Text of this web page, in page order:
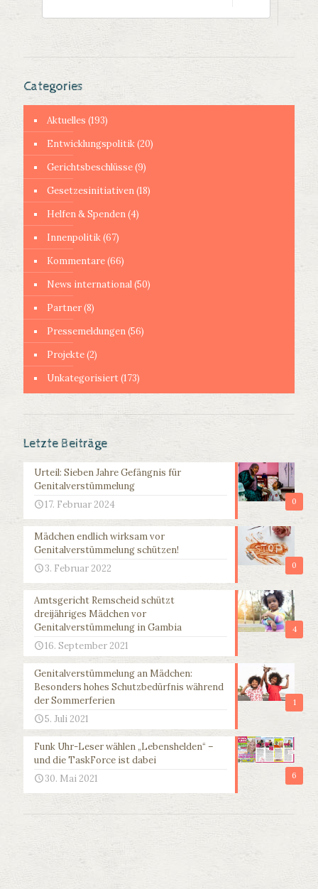
Categories
Aktuelles (193)
Entwicklungspolitik(20)
Gerichtsbeschlüsse(9)
Gesetzesinitiativen(18)
Helfen & Spenden(4)
Innenpolitik(67)
Kommentare(66)
News international(50)
Partner(8)
Pressemeldungen(56)
Projekte(2)
Unkategorisiert(173)
Letzte Beiträge
0
Urteil: Sieben Jahre Gefängnis für
Genitalverstümmelung
17. Februar 2024
0
Mädchen endlich wirksam vor
Genitalverstümmelung schützen!
3. Februar 2022
4
Amtsgericht Remscheid schützt
dreijähriges Mädchen vor
Genitalverstümmelung in Gambia
16. September 2021
1
Genitalverstümmelung an Mädchen:
Besonders hohes Schutzbedürfnis während
der Sommerferien
5. Juli 2021
6
Funk Uhr-Leser wählen „Lebenshelden“ –
und die TaskForce ist dabei
30. Mai 2021